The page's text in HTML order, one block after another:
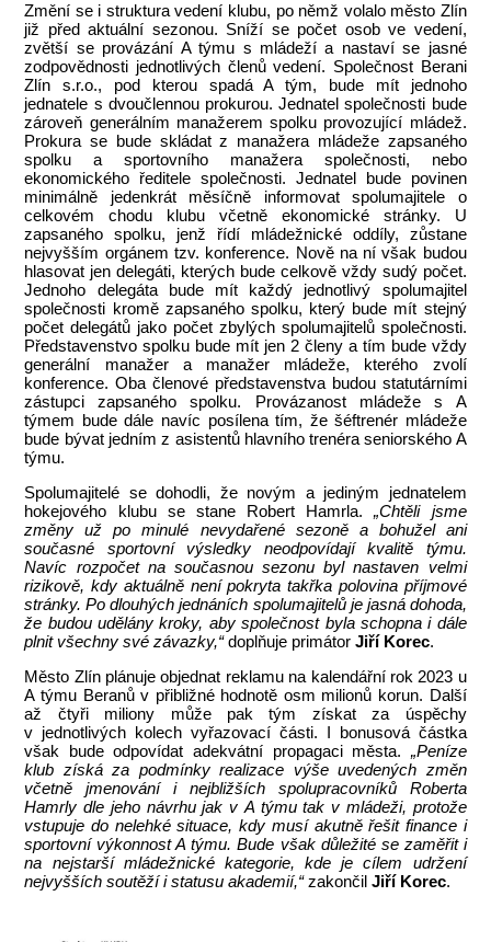
Změní se i struktura vedení klubu, po němž volalo město Zlín
již před aktuální sezonou. Sníží se počet osob ve vedení,
zvětší se provázání A týmu s mládeží a nastaví se jasné
zodpovědnosti jednotlivých členů vedení. Společnost Berani
Zlín s.r.o., pod kterou spadá A tým, bude mít jednoho
jednatele s dvoučlennou prokurou. Jednatel společnosti bude
zároveň generálním manažerem spolku provozující mládež.
Prokura se bude skládat z manažera mládeže zapsaného
spolku a sportovního manažera společnosti, nebo
ekonomického ředitele společnosti. Jednatel bude povinen
minimálně jedenkrát měsíčně informovat spolumajitele o
celkovém chodu klubu včetně ekonomické stránky. U
zapsaného spolku, jenž řídí mládežnické oddíly, zůstane
nejvyšším orgánem tzv. konference. Nově na ní však budou
hlasovat jen delegáti, kterých bude celkově vždy sudý počet.
Jednoho delegáta bude mít každý jednotlivý spolumajitel
společnosti kromě zapsaného spolku, který bude mít stejný
počet delegátů jako počet zbylých spolumajitelů společnosti.
Představenstvo spolku bude mít jen 2 členy a tím bude vždy
generální manažer a manažer mládeže, kterého zvolí
konference. Oba členové představenstva budou statutárními
zástupci zapsaného spolku. Provázanost mládeže s A
týmem bude dále navíc posílena tím, že šéftrenér mládeže
bude bývat jedním z asistentů hlavního trenéra seniorského A
týmu.
Spolumajitelé se dohodli, že novým a jediným jednatelem
hokejového klubu se stane Robert Hamrla.„Chtěli jsme
změny už po minulé nevydařené sezoně a bohužel ani
současné sportovní výsledky neodpovídají kvalitě týmu.
Navíc rozpočet na současnou sezonu byl nastaven velmi
rizikově, kdy aktuálně není pokryta takřka polovina příjmové
stránky. Po dlouhých jednáních spolumajitelů je jasná dohoda,
že budou udělány kroky, aby společnost byla schopna i dále
plnit všechny své závazky,“doplňuje primátorJiří Korec.
Město Zlín plánuje objednat reklamu na kalendářní rok 2023 u
A týmu Beranů v přibližné hodnotě osm milionů korun. Další
až čtyři miliony může pak tým získat za úspěchy
v jednotlivých kolech vyřazovací části. I bonusová částka
však bude odpovídat adekvátní propagaci města. „Peníze
klub získá za podmínky realizace výše uvedených změn
včetně jmenování i nejbližších spolupracovníků Roberta
Hamrly dle jeho návrhu jak v A týmu tak v mládeži, protože
vstupuje do nelehké situace, kdy musí akutně řešit finance i
sportovní výkonnost A týmu. Bude však důležité se zaměřit i
na nejstarší mládežnické kategorie, kde je cílem udržení
nejvyšších soutěží i statusu akademií,“zakončilJiří Korec.